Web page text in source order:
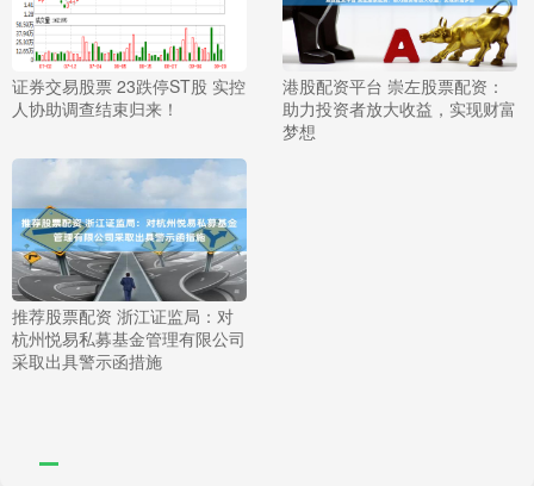
证券交易股票 23跌停ST股 实控
人协助调查结束归来！
港股配资平台 崇左股票配资：
助力投资者放大收益，实现财富
梦想
推荐股票配资 浙江证监局：对
杭州悦易私募基金管理有限公司
采取出具警示函措施